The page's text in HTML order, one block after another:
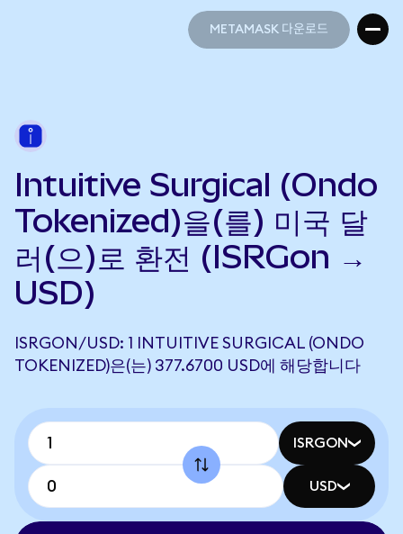
METAMASK 다운로드
Intuitive Surgical (Ondo
Tokenized)을(를) 미국 달
러(으)로 환전 (ISRGon →
USD)
ISRGON/USD: 1 INTUITIVE SURGICAL (ONDO
TOKENIZED)은(는) 377.6700 USD에 해당합니다
ISRGON
USD